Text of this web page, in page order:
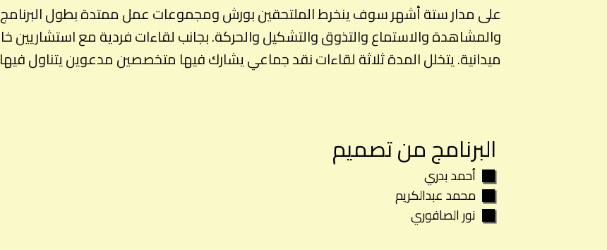
على مدار ستة أشهر سوف ينخرط الملتحقين بورش ومجموعات عمل ممتدة بطول البرنامج
والمشاهدة والاستماع والتذوق والتشكيل والحركة. بجانب لقاءات فردية مع استشاريين
ميدانية. يتخلل المدة ثلاثة لقاءات نقد جماعي يشارك فيها متخصصين مدعوين يتناول
البرنامج من تصميم
أحمد بدري
محمد عبدالكريم
نور الصافوري